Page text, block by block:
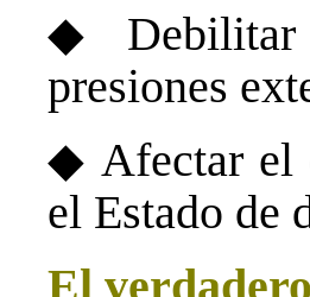
◆ Debilitar
presiones
◆ Afectar el
el Estado de
El